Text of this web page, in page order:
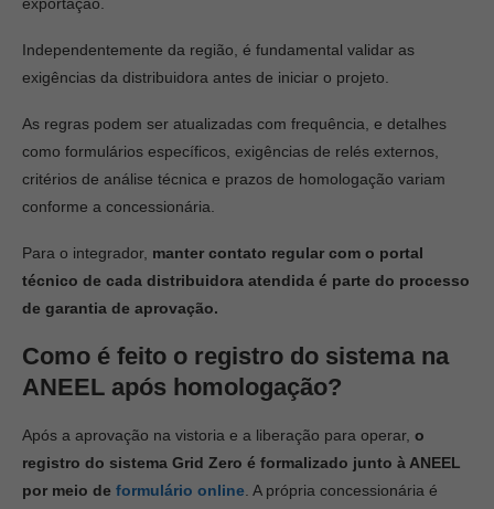
Independentemente da região, é fundamental validar as
exigências da distribuidora antes de iniciar o projeto.
As regras podem ser atualizadas com frequência, e detalhes
como formulários específicos, exigências de relés externos,
critérios de análise técnica e prazos de homologação variam
conforme a concessionária.
Para o integrador, manter contato regular com o portal
técnico de cada distribuidora atendida é parte do processo
de garantia de aprovação.
Como é feito o registro do sistema na
ANEEL após homologação?
Após a aprovação na vistoria e a liberação para operar, o
registro do sistema Grid Zero é formalizado junto à ANEEL
por meio de formulário online . A própria concessionária é